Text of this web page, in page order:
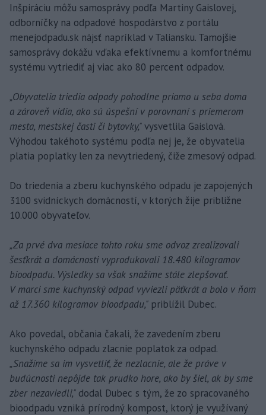
Inšpiráciu môžu samosprávy podľa Martiny Gaislovej,
odborníčky na odpadové hospodárstvo z portálu
menejodpadu.sk nájsť napríklad v Taliansku. Tamojšie
samosprávy dokážu vďaka efektívnemu a komfortnému
systému vytriediť aj viac ako 80 percent odpadov.
„Obyvatelia triedia odpady pohodlne priamo u seba doma
a zároveň vidia, ako sú úspešní v porovnaní s priemerom
mesta, mestskej časti či bytovky,"vysvetlila Gaislová.
Výhodou takéhoto systému podľa nej je, že obyvatelia
platia poplatky len za nevytriedený, čiže zmesový odpad.
Do triedenia a zberu kuchynského odpadu je zapojených
3100 svidníckych domácností, v ktorých žije približne
10.000 obyvateľov.
„Za prvé dva mesiace tohto roku sme odvoz zrealizovali
šesťkrát a domácnosti vyprodukovali 18.480 kilogramov
bioodpadu. Výsledky sa však snažíme stále zlepšovať.
V marci sme kuchynský odpad vyviezli päťkrát a bolo v ňom
až 17.360 kilogramov bioodpadu," priblížil Dubec.
Ako povedal, občania čakali, že zavedením zberu
kuchynského odpadu zlacnie poplatok za odpad.
„Snažíme sa im vysvetliť, že nezlacnie, ale že práve v
budúcnosti nepôjde tak prudko hore, ako by šiel, ak by sme
zber nezaviedli," dodal Dubec s tým, že zo spracovaného
bioodpadu vzniká prírodný kompost, ktorý je využívaný